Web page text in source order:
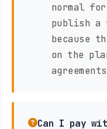
normal
publish a
because
on the
Can I pay